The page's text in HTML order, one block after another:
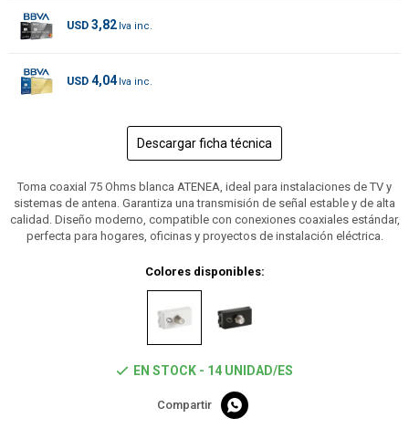
USD 3,82
USD 4,04
Descargar ficha técnica
Toma coaxial 75 Ohms blanca ATENEA, ideal para instalaciones de TV y
sistemas de antena. Garantiza una transmisión de señal estable y de alta
calidad. Diseño moderno, compatible con conexiones coaxiales estándar,
perfecta para hogares, oficinas y proyectos de instalación eléctrica.
Colores disponibles:
EN STOCK - 14 UNIDAD/ES
